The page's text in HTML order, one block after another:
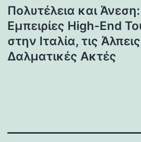
Πολυτέλεια και
Εμπειρίες High-End
στην Ιταλία, τις
Δαλματικές Ακτές